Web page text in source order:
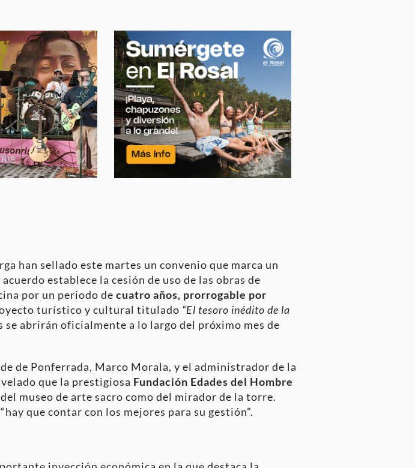
han sellado este martes un convenio que marca un
acuerdo establece la cesión de uso de las obras de
por un periodo de cuatro años, prorrogable por
turístico y cultural titulado “El tesoro inédito de la
se abrirán oficialmente a lo largo del próximo mes de
de Ponferrada, Marco Morala, y el administrador de la
que la prestigiosa Fundación Edades del Hombre
museo de arte sacro como del mirador de la torre.
que contar con los mejores para su gestión”.